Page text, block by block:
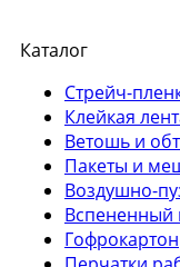
Каталог
Стрейч-
Клейкая
Ветошь и
Пакеты и
Воздушно-
Вспененный
Гофрокартон